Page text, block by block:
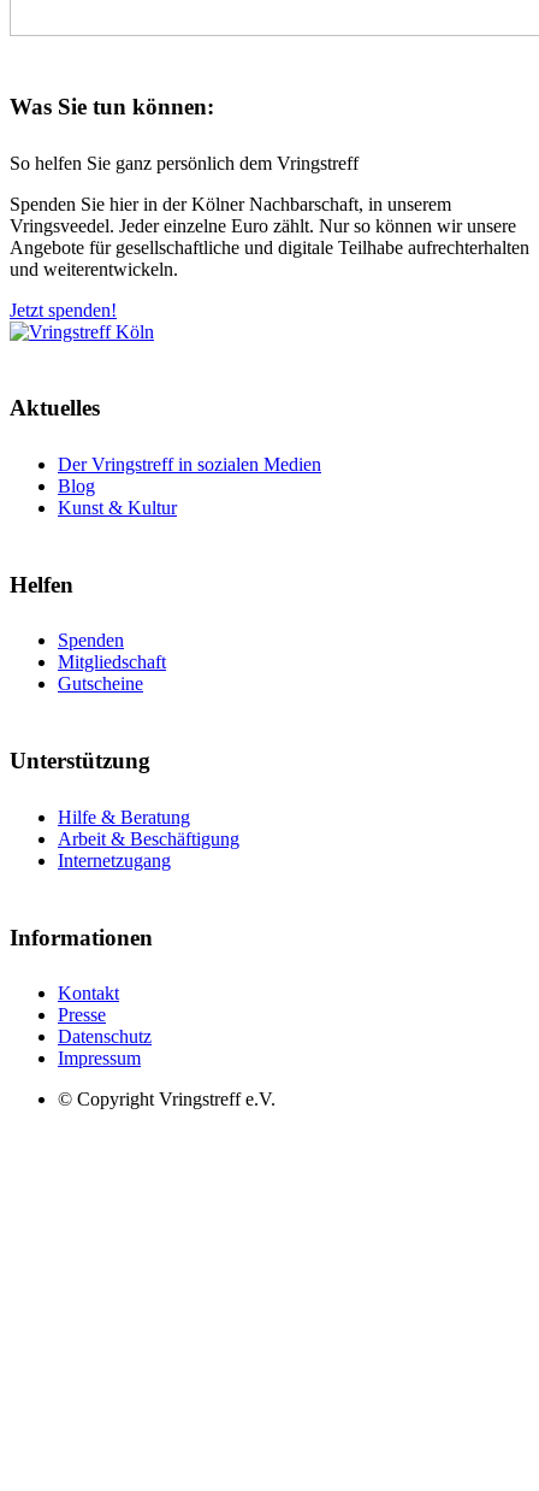
Was Sie tun können:
So helfen Sie ganz persönlich dem Vringstreff
Spenden Sie hier in der Kölner Nachbarschaft, in unserem
Vringsveedel. Jeder einzelne Euro zählt. Nur so können wir unsere
Angebote für gesellschaftliche und digitale Teilhabe aufrechterhalten
und weiterentwickeln.
Jetzt spenden!
Aktuelles
Der Vringstreff in sozialen Medien
Blog
Kunst & Kultur
Helfen
Spenden
Mitgliedschaft
Gutscheine
Unterstützung
Hilfe & Beratung
Arbeit & Beschäftigung
Internetzugang
Informationen
Kontakt
Presse
Datenschutz
Impressum
© Copyright Vringstreff e.V.